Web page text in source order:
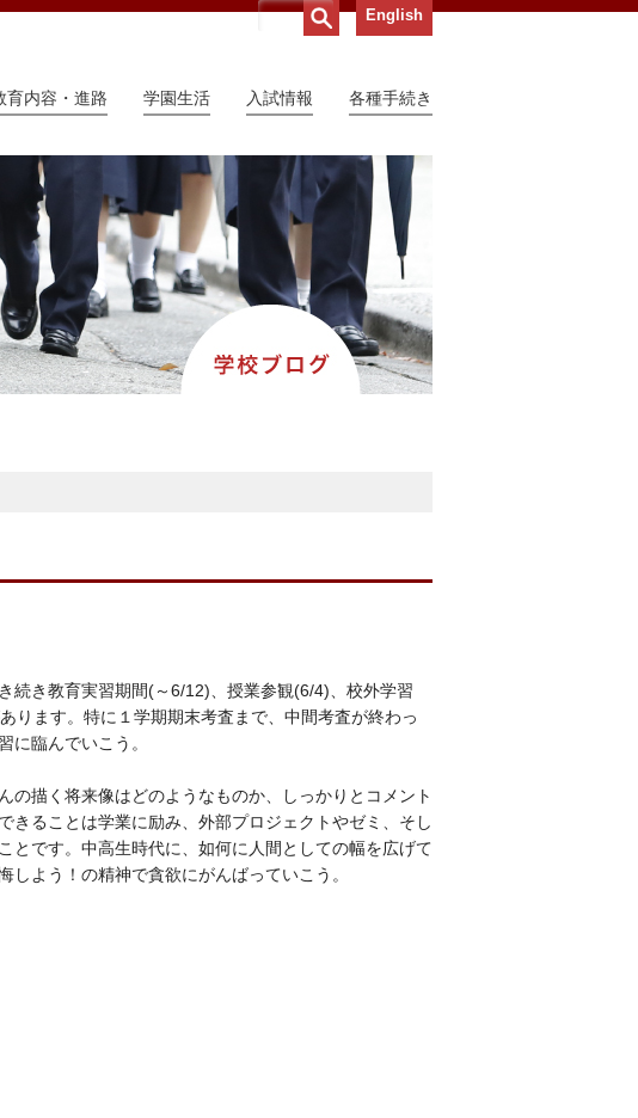
English
育内容・進路 学園生活 入試情報 各種手続き
続き教育実習期間(～6/12)、授業参観(6/4)、校外学習
ります。特に１学期期末考査まで、中間考査が終わっ
に臨んでいこう。
描く将来像はどのようなものか、しっかりとコメント
きることは学業に励み、外部プロジェクトやゼミ、そし
とです。中高生時代に、如何に人間としての幅を広げて
よう！の精神で貪欲にがんばっていこう。